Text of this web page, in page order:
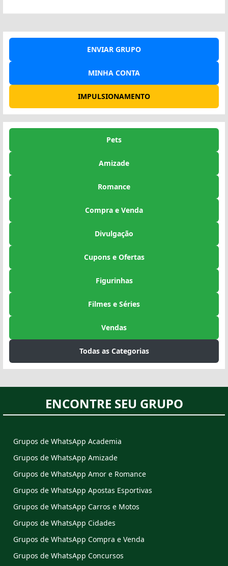
ENVIAR GRUPO
MINHA CONTA
IMPULSIONAMENTO
Pets
Amizade
Romance
Compra e Venda
Divulgação
Cupons e Ofertas
Figurinhas
Filmes e Séries
Vendas
Todas as Categorias
ENCONTRE SEU GRUPO
Grupos de WhatsApp Academia
Grupos de WhatsApp Amizade
Grupos de WhatsApp Amor e Romance
Grupos de WhatsApp Apostas Esportivas
Grupos de WhatsApp Carros e Motos
Grupos de WhatsApp Cidades
Grupos de WhatsApp Compra e Venda
Grupos de WhatsApp Concursos